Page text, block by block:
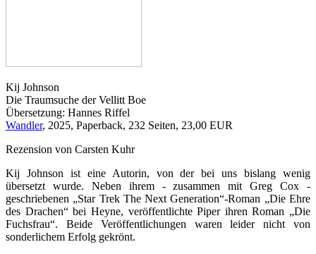
Kij Johnson
Die Traumsuche der Vellitt Boe
Übersetzung: Hannes Riffel
Wandler, 2025, Paperback, 232 Seiten, 23,00 EUR
Rezension von Carsten Kuhr
Kij Johnson ist eine Autorin, von der bei uns bislang wenig
übersetzt wurde. Neben ihrem - zusammen mit Greg Cox -
geschriebenen „Star Trek The Next Generation“-Roman „Die Ehre
des Drachen“ bei Heyne, veröffentlichte Piper ihren Roman „Die
Fuchsfrau“. Beide Veröffentlichungen waren leider nicht von
sonderlichem Erfolg gekrönt.